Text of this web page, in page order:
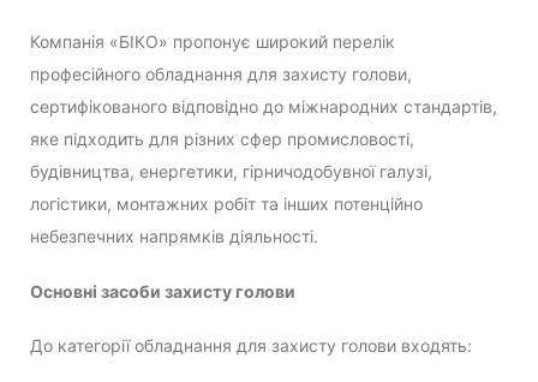
Компанія «БІКО» пропонує широкий перелік
професійного обладнання для захисту голови,
сертифікованого відповідно до міжнародних стандартів,
яке підходить для різних сфер промисловості,
будівництва, енергетики, гірничодобувної галузі,
логістики, монтажних робіт та інших потенційно
небезпечних напрямків діяльності.
Основні засоби захисту голови
До категорії обладнання для захисту голови входять: